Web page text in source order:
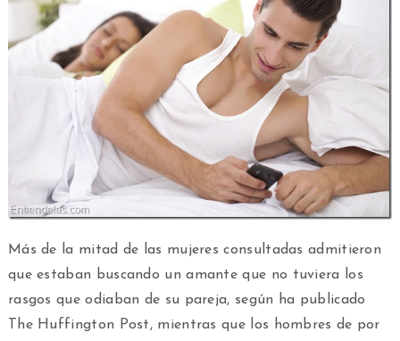
Más de la mitad de las mujeres consultadas admitieron
que estaban buscando un amante que no tuviera los
rasgos que odiaban de su pareja, según ha publicado
The Huffington Post, mientras que los hombres de por